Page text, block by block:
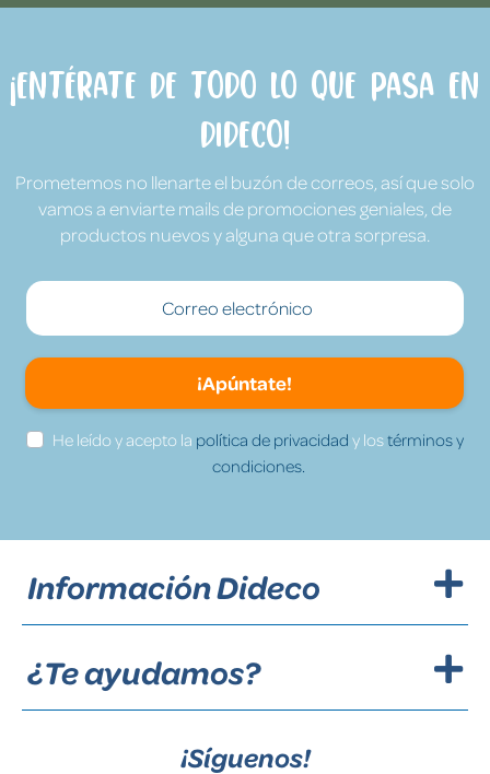
¡Entérate de todo lo que pasa en
Dideco!
Prometemos no llenarte el buzón de correos, así que solo
vamos a enviarte mails de promociones geniales, de
productos nuevos y alguna que otra sorpresa.
¡Apúntate!
He leído y acepto la política de privacidad y lostérminos y
condiciones.
Información Dideco
¿Te ayudamos?
¡Síguenos!